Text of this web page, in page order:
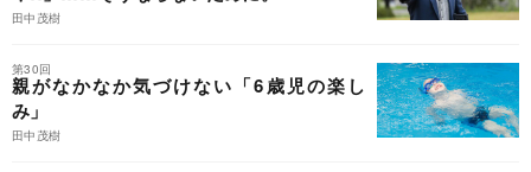
田中茂樹
第30回
親がなかなか気づけない「6歳児の楽し
み」
田中茂樹